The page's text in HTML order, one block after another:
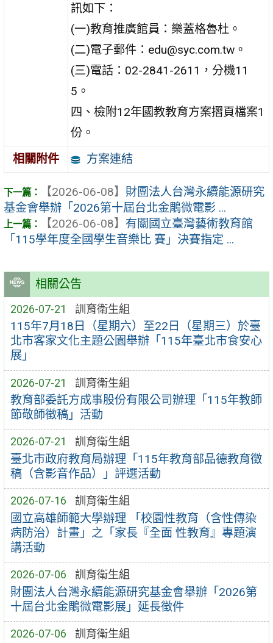
相關公告
2026-07-21 訓育衛生組
115年7月18日（星期六）至22日（星期三）於臺
北市客家文化主題公園舉辦「115年臺北市食安心
展」
2026-07-21 訓育衛生組
教育部委託方成事股份有限公司辦理「115年教師
節敬師徵稿」活動
2026-07-21 訓育衛生組
臺北市政府教育局辦理「115年教育部品德教育徵
稿（含影音作品）」評選活動
2026-07-16 訓育衛生組
國立高雄師範大學辦理 「校園性教育（含性傳染
病防治）計畫」之「家長『全面 性教育』專題演
講活動
2026-07-06 訓育衛生組
財團法人台灣永續能源研究基金會舉辦「2026第
十屆台北金鵰微電影展」延長徵件
2026-07-06 訓育衛生組
訊如下：
(一)教育推廣館員：樂蓋格魯杜。
(二)電子郵件：edu@syc.com.tw。
(三)電話：02-2841-2611，分機11
5。
四、檢附12年國教教育方案摺頁檔案1
份。
相關附件
方案連結
【2026-06-08】 財團法人台灣永續能源研究
基金會舉辦「2026第十屆台北金鵰微電影 ...
【2026-06-08】 有關國立臺灣藝術教育館
「115學年度全國學生音樂比 賽」決賽指定 ...